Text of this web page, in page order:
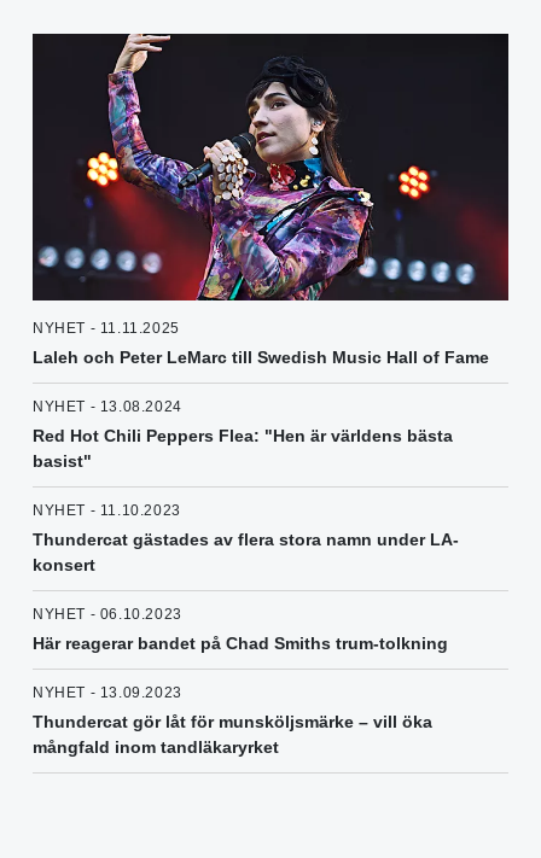
NYHET - 11.11.2025
Laleh och Peter LeMarc till Swedish Music Hall of Fame
NYHET - 13.08.2024
Red Hot Chili Peppers Flea: "Hen är världens bästa
basist"
NYHET - 11.10.2023
Thundercat gästades av flera stora namn under LA-
konsert
NYHET - 06.10.2023
Här reagerar bandet på Chad Smiths trum-tolkning
NYHET - 13.09.2023
Thundercat gör låt för munsköljsmärke – vill öka
mångfald inom tandläkaryrket